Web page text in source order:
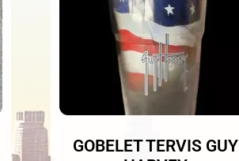
GOBELET TERVIS GUY